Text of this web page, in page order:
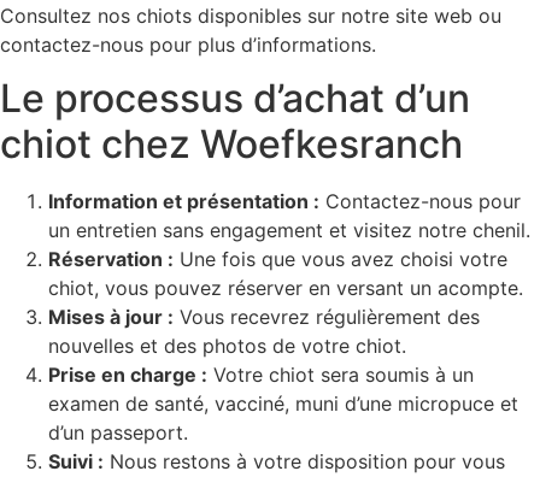
Consultez nos chiots disponibles sur notre site web ou
contactez-nous pour plus d’informations.
Le processus d’achat d’un
chiot chez Woefkesranch
Information et présentation : Contactez-nous pour
un entretien sans engagement et visitez notre chenil.
Réservation : Une fois que vous avez choisi votre
chiot, vous pouvez réserver en versant un acompte.
Mises à jour : Vous recevrez régulièrement des
nouvelles et des photos de votre chiot.
Prise en charge : Votre chiot sera soumis à un
examen de santé, vacciné, muni d’une micropuce et
d’un passeport.
Suivi : Nous restons à votre disposition pour vous